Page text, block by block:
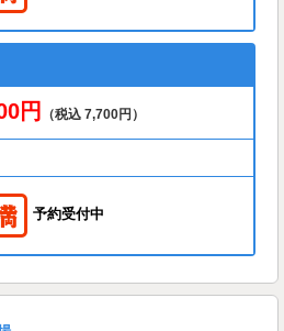
円 （税込 7,700円）
予約受付中